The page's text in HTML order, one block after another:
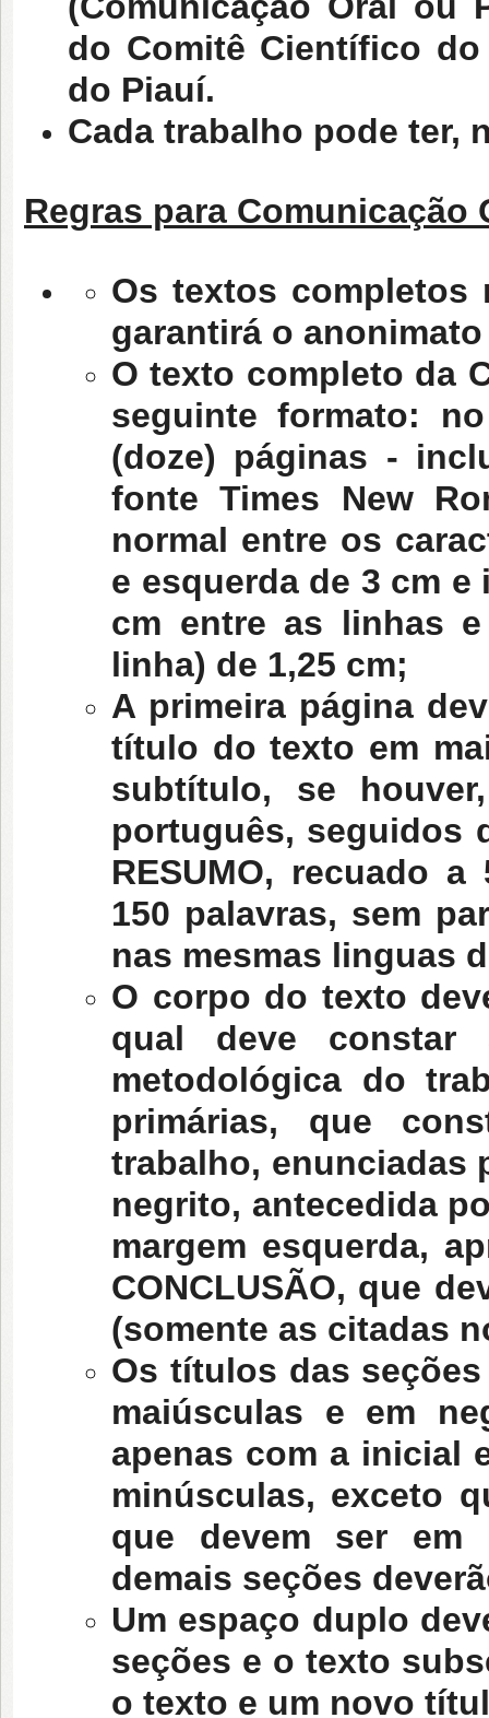
do Comitê Científico
do Piauí.
Cada trabalho pode ter,
Regras para Comunicação
Os textos completos
garantirá o
O texto completo da
seguinte formato:
(doze) páginas -
fonte Times New
normal entre os
e esquerda de 3 cm
cm entre as linhas e
linha) de 1,25 cm;
A primeira página
título do texto em
subtítulo, se
português, seguidos
RESUMO, recuado
150 palavras, sem
nas mesmas linguas
O corpo do texto
qual deve constar
metodológica do
primárias, que
trabalho, enunciadas
negrito, antecedida
margem esquerda,
CONCLUSÃO, que
(somente as citadas
Os títulos das
maiúsculas e em
apenas com a inicial
minúsculas, exceto
que devem ser em
demais seções
Um espaço duplo
seções e o texto
o texto e um novo